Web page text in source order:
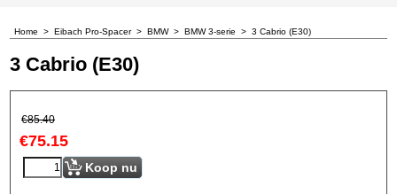
Home > Eibach Pro-Spacer> BMW> BMW 3-serie > 3 Cabrio (E30)
3 Cabrio (E30)
€85.40
€75.15
Koop nu